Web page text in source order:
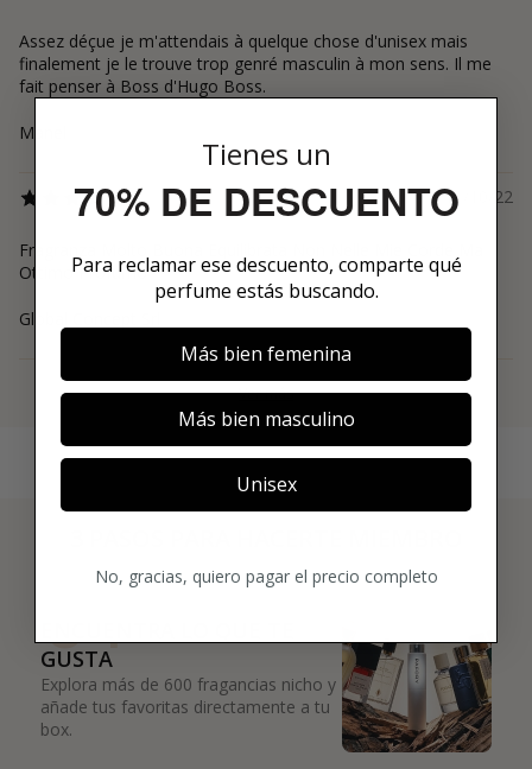
Assez déçue je m'attendais à quelque chose d'unisex mais
finalement je le trouve trop genré masculin à mon sens. Il me
fait penser à Boss d'Hugo Boss.
Manel
11/10/22
Fragranza Molto Buona Equilibrata Non Nelle Mie Corde Ma
Ottimo Profumo
Global Concept Srl
Ver más
01
GUSTA
Explora más de 600 fragancias nicho y
añade tus favoritas directamente a tu
box.
Tienes un
70% DE DESCUENTO
Para reclamar ese descuento, comparte qué
perfume estás buscando.
Más bien femenina
Más bien masculino
Unisex
No, gracias, quiero pagar el precio completo